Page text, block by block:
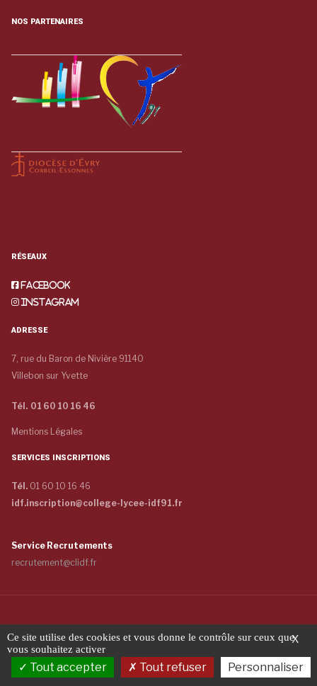
NOS PARTENAIRES
RÉSEAUX
Facebook
Instagram
ADRESSE
7, rue du Baron de Nivière 91140
Villebon sur Yvette
Tél. 01 60 10 16 46
Mentions Légales
SERVICES INSCRIPTIONS
Tél. 01 60 10 16 46
idf.inscription@college-lycee-idf91.fr
Service Recrutements
recrutement@clidf.fr
Copyright © 2026 COLLÈGE ET LYCÉE - INTERNAT DE L'ILE-DE-FRANCE -
Tous droits réservés
X
Ce site utilise des cookies et vous donne le contrôle sur ceux que
vous souhaitez activer
Tout accepter Tout refuser Personnaliser